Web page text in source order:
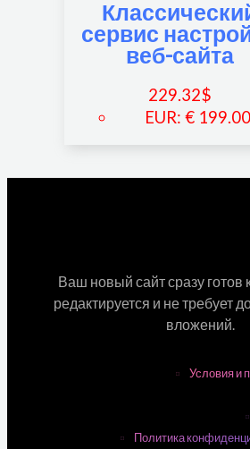
сервис
веб-сайта
229.32$
EUR: € 199.00
Ваш новый сайт сразу готов
редактируется и не требует
вложений.
Условия и
Политика